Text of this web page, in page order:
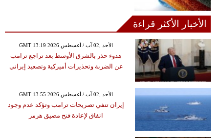
الأخبار الأكثر قراءة
GMT 13:19 2026 الأحد ,02 آب / أغسطس
هدوء حذر بالشرق الأوسط بعد تراجع ترامب
عن الضربة وتحذيرات أميركية وتصعيد إيراني
GMT 13:55 2026 الأحد ,02 آب / أغسطس
إيران تنفي تصريحات ترامب وتؤكد عدم وجود
اتفاق لإعادة فتح مضيق هرمز